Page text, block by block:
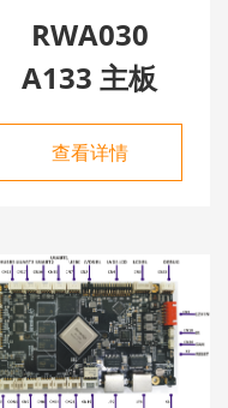
RWA030
A133 主板
查看详情